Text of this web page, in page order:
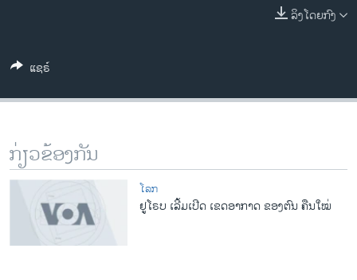
ວິທະຍາສາດ-ເທັກໂນໂລຈີ
ທຸລະກິດ
ວີດີໂອ
ລາຍການກະຈາຍສຽງ
ລາຍງານ
ຕິດຕາມພວກເຮົາ ທີ່
ລິງໂດຍກົງ
ແຊຣ໌
ກ່ຽວຂ້ອງກັນ
ໂລກ
ຢູໂຣບ ເລີ້ມເປີດ ເຂດອາກາດ ຂອງຕົນ ຄືນໃໝ່